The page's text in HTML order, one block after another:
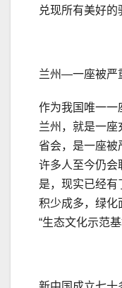
兑现所有美好的
兰州—一座被严
作为我国唯一
兰州，就是一座
省会，是一座被
许多人至今仍会
是，现实已经有
积少成多，绿化
“生态文化示范基